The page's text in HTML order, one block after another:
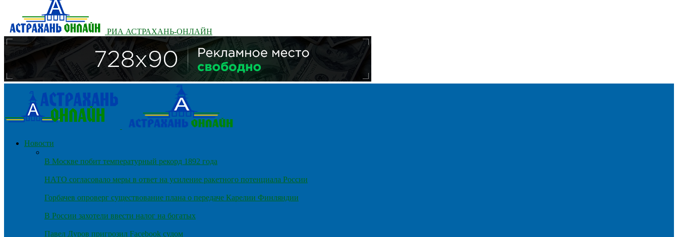
РИА АСТРАХАНЬ-ОНЛАЙН
Новости
В Москве побит температурный рекорд 1892 года
НАТО согласовало меры в ответ на усиление ракетного потенциала России
Горбачев опроверг существование плана о передаче Карелии Финляндии
В России захотели ввести налог на богатых
Павел Дуров пригрозил Facebook судом